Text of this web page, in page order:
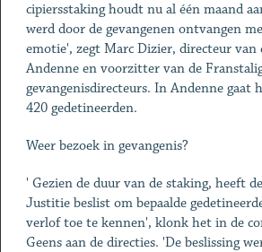
cipiersstaking houdt nu al één maand
werd door de gevangenen ontvangen
emotie', zegt Marc Dizier, directeur van
Andenne en voorzitter van de
gevangenisdirecteurs. In Andenne gaat
420 gedetineerden.
Weer bezoek in gevangenis?
' Gezien de duur van de staking, heeft
Justitie beslist om bepaalde
verlof toe te kennen', klonk het in de
Geens aan de directies. 'De beslissing